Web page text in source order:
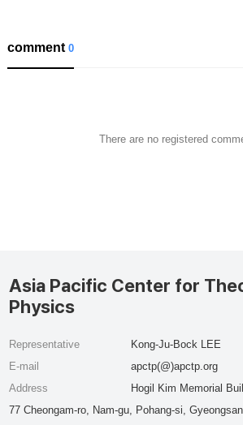
comment0
There are no registered
Asia Pacific Center for
Physics
Representative
Kong-Ju-Bock LEE
E-mail
apctp(@)apctp.org
Address
Hogil Kim Memorial
77 Cheongam-ro, Nam-gu, Pohang-si,